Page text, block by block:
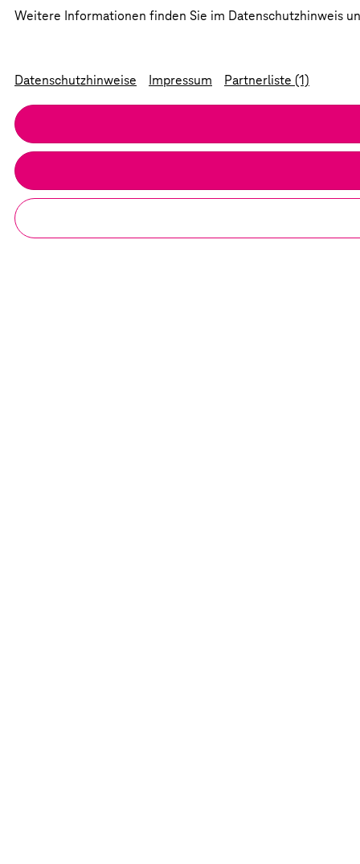
Weitere Informationen finden Sie im Datenschutzhinweis
Datenschutzhinweise Impressum Partnerliste (1)